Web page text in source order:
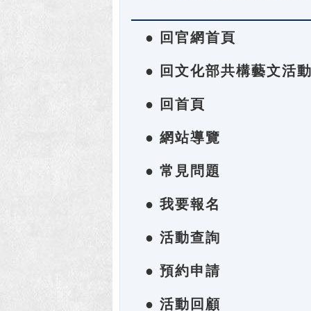
● 回官網首頁
● 回文化部共構藝文活
● 回首頁
● 網站導覽
● 常見問題
● 我要報名
● 活動查詢
● 預約申請
● 活動回顧